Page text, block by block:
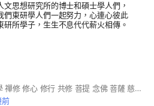
思想研究所的博士和碩士學人們，
們東研學人們一起努力，心連心彼此
所學子，生生不息代代薪火相傳。
佛教 學佛 佛法 佛學 禪修 修心 修行 共修 菩提 念佛 菩薩 慈悲 淨土 心靈 解脫 因果
前